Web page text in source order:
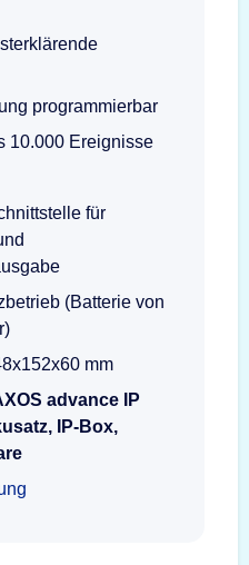
programmierbar
10.000 Ereignisse
für
(Batterie von
mm
advance IP
IP-Box,